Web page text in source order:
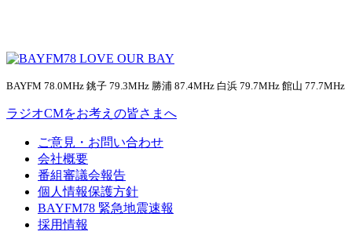
BAYFM 78.0MHz 銚子 79.3MHz 勝浦 87.4MHz 白浜 79.7MHz 館山 77.7MHz
ラジオCMをお考えの皆さまへ
ご意見・お問い合わせ
会社概要
番組審議会報告
個人情報保護方針
BAYFM78 緊急地震速報
採用情報